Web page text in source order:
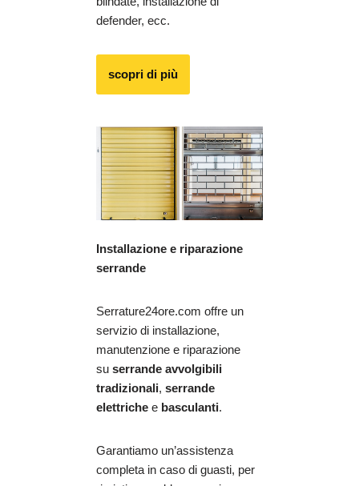
defender, ecc.
scopri di più
Installazione e riparazione
serrande
Serrature24ore.com offre un
servizio di installazione,
manutenzione e riparazione
su serrande avvolgibili
tradizionali, serrande
elettriche e basculanti.
Garantiamo un’assistenza
completa in caso di guasti, per